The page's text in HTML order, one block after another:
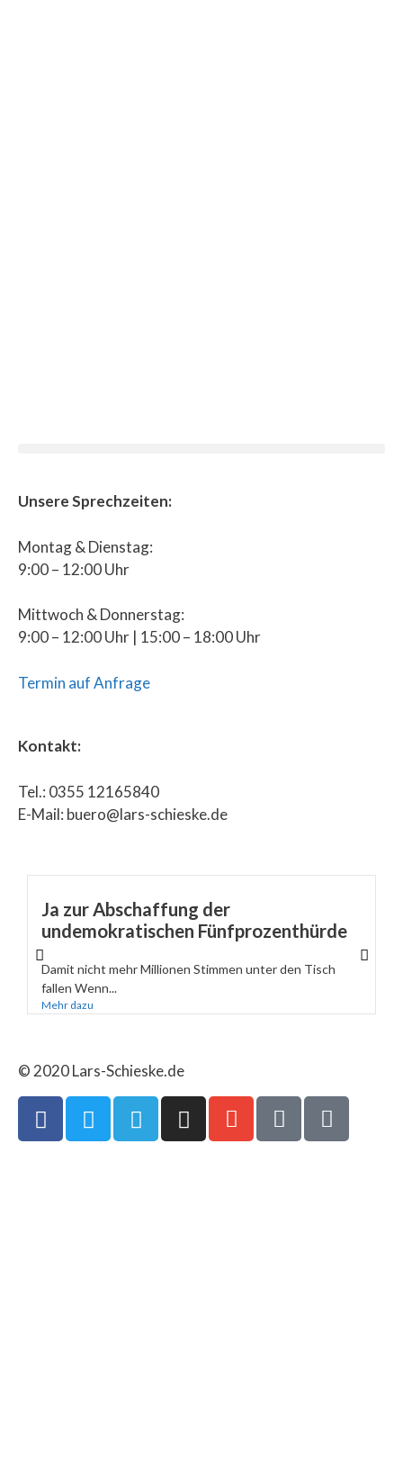
Unsere Sprechzeiten:
Montag & Dienstag:
9:00 – 12:00 Uhr
Mittwoch & Donnerstag:
9:00 – 12:00 Uhr | 15:00 – 18:00 Uhr
Termin auf Anfrage
Kontakt:
Tel.: 0355 12165840
E-Mail: buero@lars-schieske.de
Ja zur Abschaffung der
undemokratischen Fünfprozenthürde
Damit nicht mehr Millionen Stimmen unter den Tisch
fallen Wenn...
Mehr dazu
© 2020 Lars-Schieske.de